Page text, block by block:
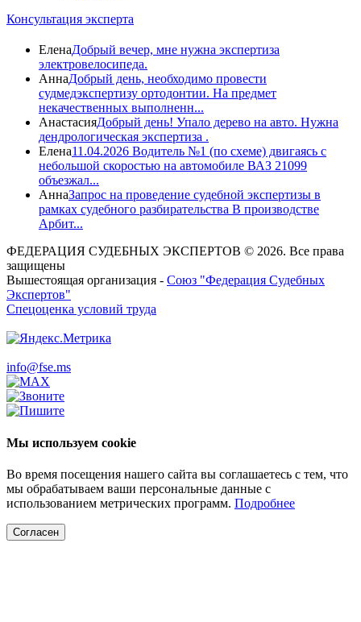
Консультация эксперта
ЕленаДобрый вечер, мне нужна экспертиза
электровелосипеда.
АннаДобрый день, необходимо провести
судмедэкспертизу ортодонтии. На предмет
некачественных выполненн...
АнастасияДобрый день! Упало дерево на авто. Нужна
дендрологическая экспертиза .
Елена11.04.2026 Водитель №1 (по схеме) двигаясь с
небольшой скоростью на автомобиле ВАЗ 21099
объезжал...
АннаЗапрос на проведение судебной экспертизы в
рамках судебного разбирательства В производстве
Арбит...
ФЕДЕРАЦИЯ СУДЕБНЫХ ЭКСПЕРТОВ © 2026. Все права
защищены
Вышестоящая организация - Союз "Федерация Судебных
Экспертов"
Спецоценка условий труда
info@fse.ms
Мы используем cookie
Во время посещения нашего сайта вы соглашаетесь с тем, что
мы обрабатываем ваши персональные данные с
использованием метрических программ. Подробнее
Согласен